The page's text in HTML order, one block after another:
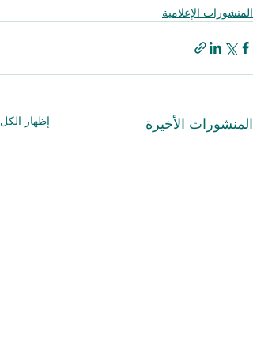
المنشورات الإعلامية
المنشورات الأخيرة إظهار الكل